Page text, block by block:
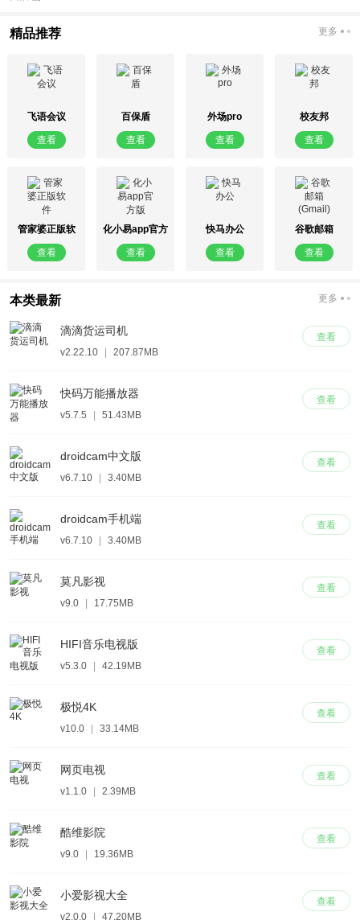
精品推荐 更多
飞语会议
查看
百保盾
查看
外场pro
查看
校友邦
查看
管家婆正版软
件
查看
化小易app官方
版
查看
快马办公
查看
谷歌邮箱
(Gmail)
查看
本类最新 更多
查看
滴滴货运司机
v2.22.10 207.87MB
查看
快码万能播放器
v5.7.5 51.43MB
查看
droidcam中文版
v6.7.10 3.40MB
查看
droidcam手机端
v6.7.10 3.40MB
查看
莫凡影视
v9.0 17.75MB
查看
HIFI音乐电视版
v5.3.0 42.19MB
查看
极悦4K
v10.0 33.14MB
查看
网页电视
v1.1.0 2.39MB
查看
酷维影院
v9.0 19.36MB
查看
小爱影视大全
v2.0.0 47.20MB